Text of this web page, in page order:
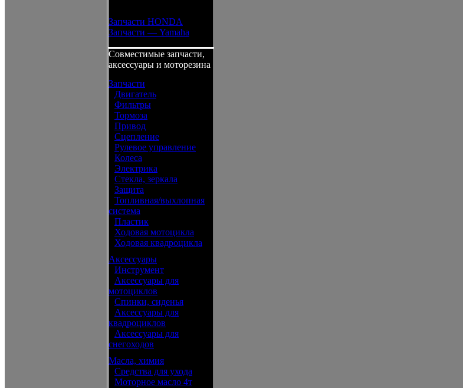
Запчасти HONDA
Запчасти — Yamaha
Совместимые запчасти,
аксессуары и моторезина
Запчасти
Двигатель
Фильтры
Тормоза
Привод
Сцепление
Рулевое управление
Колеса
Электрика
Стекла, зеркала
Защита
Топливная/выхлопная
система
Пластик
Ходовая мотоцикла
Ходовая квадроцикла
Аксессуары
Инструмент
Аксессуары для
мотоциклов
Спинки, сиденья
Аксессуары для
квадроциклов
Аксессуары для
снегоходов
Масла, химия
Средства для ухода
Моторное масло 4т